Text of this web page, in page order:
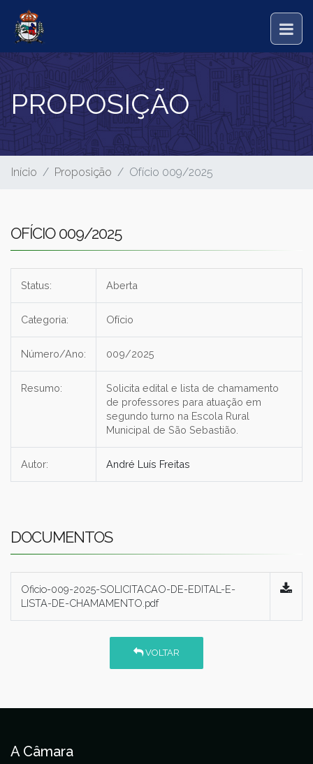
PROPOSIÇÃO
Início Proposição Ofício 009/2025
OFÍCIO 009/2025
Status: Aberta
Categoria: Ofício
Número/Ano: 009/2025
Resumo:
Solicita edital e lista de chamamento
de professores para atuação em
segundo turno na Escola Rural
Municipal de São Sebastião.
Autor: André Luís Freitas
DOCUMENTOS
Oficio-009-2025-SOLICITACAO-DE-EDITAL-E-
LISTA-DE-CHAMAMENTO.pdf
VOLTAR
A Câmara